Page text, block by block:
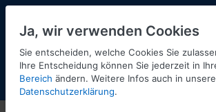
Menü Anmelden
Ja, wir verwenden Cookies
Sie entscheiden, welche Cookies Sie
Ihre Entscheidung können Sie jederzeit in
Bereich ändern. Weitere Infos auch in
Datenschutzerklärung.